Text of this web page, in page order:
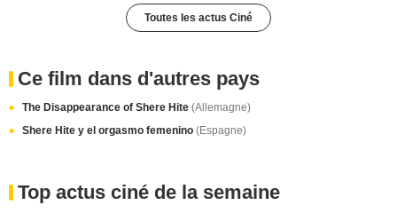
Toutes les actus Ciné
Ce film dans d'autres pays
The Disappearance of Shere Hite (Allemagne)
Shere Hite y el orgasmo femenino (Espagne)
Top actus ciné de la semaine